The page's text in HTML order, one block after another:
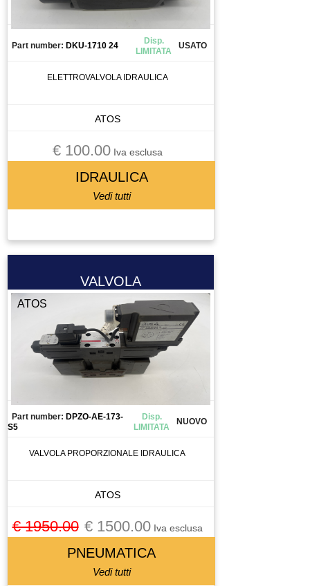
Part number: DKU-1710 24
Disp.
LIMITATA
USATO
ELETTROVALVOLA IDRAULICA
ATOS
€ 100.00Iva esclusa
IDRAULICA
Vedi tutti
VALVOLA
ATOS
Part number: DPZO-AE-173-
S5
Disp.
LIMITATA
NUOVO
VALVOLA PROPORZIONALE IDRAULICA
ATOS
€ 1950.00 € 1500.00Iva esclusa
PNEUMATICA
Vedi tutti